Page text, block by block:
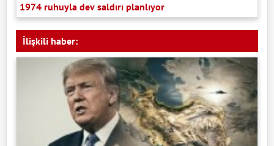
1974 ruhuyla dev saldırı planlıyor
İlişkili haber: